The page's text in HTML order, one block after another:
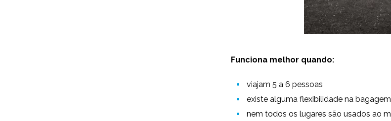
Funciona melhor quando:
viajam 5 a 6 pessoas
existe alguma flexibilidade na bagagem
nem todos os lugares são usados ao